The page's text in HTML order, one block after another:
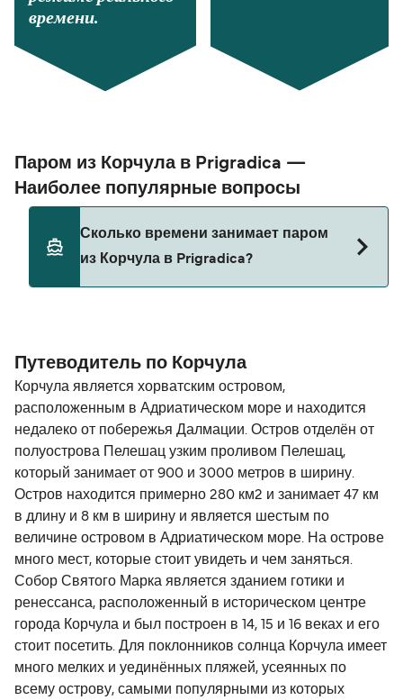
времени.
Паром из Корчула в Prigradica —
Наиболее популярные вопросы
Сколько времени занимает паром
из Корчула в Prigradica?
нашим Поиском Сделок для альтернативных
маршрутов.
Путеводитель по Корчула
Корчула является хорватским островом,
расположенным в Адриатическом море и находится
недалеко от побережья Далмации. Остров отделён от
полуострова Пелешац узким проливом Пелешац,
который занимает от 900 и 3000 метров в ширину.
Остров находится примерно 280 км2 и занимает 47 км
в длину и 8 км в ширину и является шестым по
величине островом в Адриатическом море. На острове
много мест, которые стоит увидеть и чем заняться.
Собор Святого Марка является зданием готики и
ренессанса, расположенный в историческом центре
города Корчула и был построен в 14, 15 и 16 веках и его
стоит посетить. Для поклонников солнца Корчула имеет
много мелких и уединённых пляжей, усеянных по
всему острову, самыми популярными из которых